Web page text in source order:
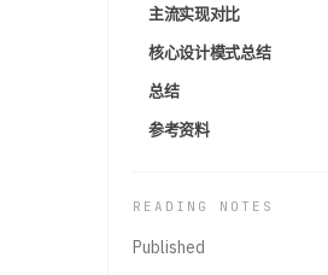
主流实现对比
核心设计模式总结
总结
参考资料
READING NOTES
Published
Github
github.com/yugasun